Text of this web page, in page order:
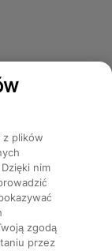
z plików
nim
zgodą
przez